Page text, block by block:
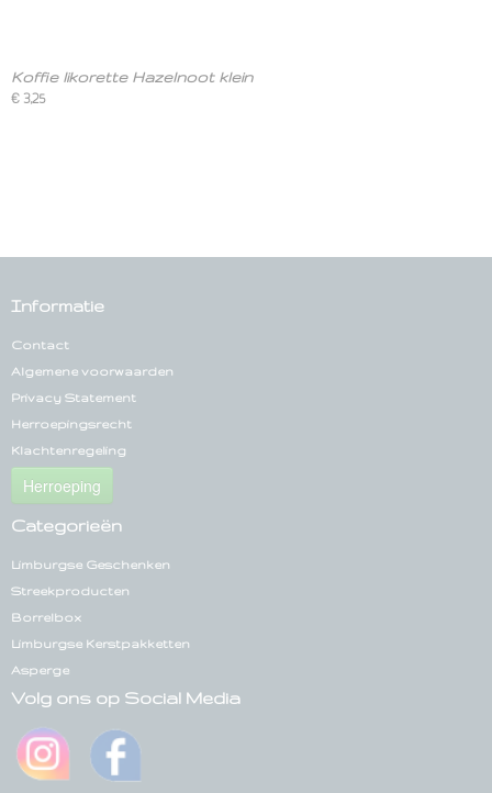
Koffie likorette Hazelnoot klein
€ 3,25
Informatie
Contact
Algemene voorwaarden
Privacy Statement
Herroepingsrecht
Klachtenregeling
Herroeping
Categorieën
Limburgse Geschenken
Streekproducten
Borrelbox
Limburgse Kerstpakketten
Asperge
Volg ons op Social Media